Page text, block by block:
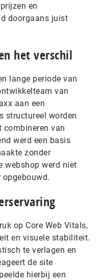
en
doorgaans juist
het verschil
lange periode van
van
aan een
structureel worden
combineren van
werd een basis
zonder
webshop werd niet
op Core Web Vitals,
en visuele stabiliteit.
te verlagen en
de site
hierbij een